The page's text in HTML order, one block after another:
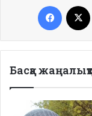
Facebook
Басқа